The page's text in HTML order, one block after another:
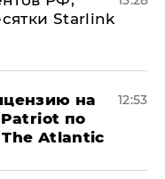
Starlink
на
Patriot по
Atlantic
12:53